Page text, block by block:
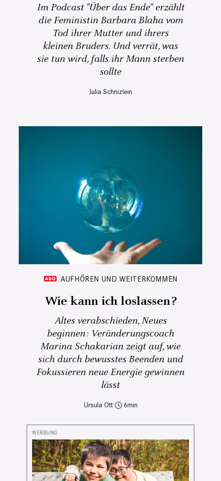
Im Podcast "Über das Ende" erzählt
die Feministin Barbara Blaha vom
Tod ihrer Mutter und ihrers
kleinen Bruders. Und verrät, was
sie tun wird, falls ihr Mann sterben
sollte
Julia Schnizlein
AUFHÖREN UND WEITERKOMMEN
Wie kann ich loslassen?
Altes verabschieden, Neues
beginnen: Veränderungscoach
Marina Schakarian zeigt auf, wie
sich durch bewusstes Beenden und
Fokussieren neue Energie gewinnen
lässt
Ursula Ott 6